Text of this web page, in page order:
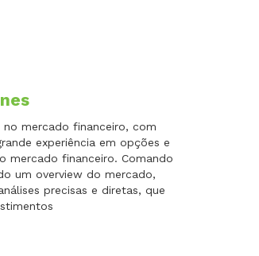
mercado financeiro, com
experiência em opções e
mercado financeiro. Comando
um overview do mercado,
precisas e diretas, que